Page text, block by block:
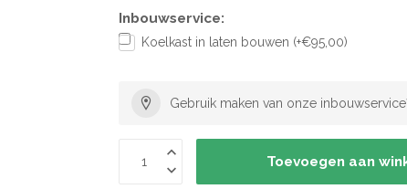
Inbouwservice:
Koelkast in laten bouwen (+€95,00)
Gebruik maken van onze
Toevoegen aan